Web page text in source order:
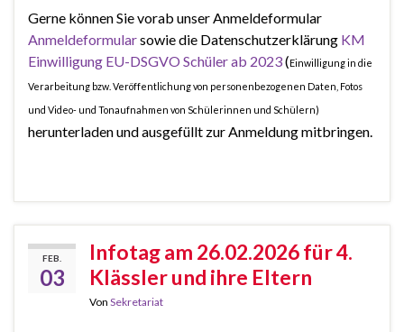
Gerne können Sie vorab unser Anmeldeformular
Anmeldeformularsowie die Datenschutzerklärung KM
Einwilligung EU-DSGVO Schüler ab 2023(Einwilligung in die
Verarbeitung bzw. Veröffentlichung von personenbezogenen Daten, Fotos
und Video- und Tonaufnahmen von Schülerinnen und Schülern)
herunterladen und ausgefüllt zur Anmeldung mitbringen.
FEB.
03
Infotag am 26.02.2026 für 4.
Klässler und ihre Eltern
Von Sekretariat